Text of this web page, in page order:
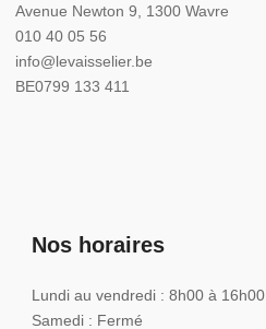
Avenue Newton 9, 1300 Wavre
010 40 05 56
info@levaisselier.be
BE0799 133 411
Nos horaires
Lundi au vendredi : 8h00 à 16h00
Samedi : Fermé